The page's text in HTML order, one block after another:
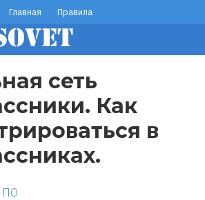
Главная Правила
сеть
Как
в
ПО